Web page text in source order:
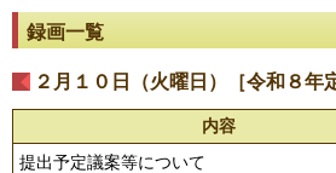
録画一覧
２月１０日（火曜日）［令和８年
内容
提出予定議案等について